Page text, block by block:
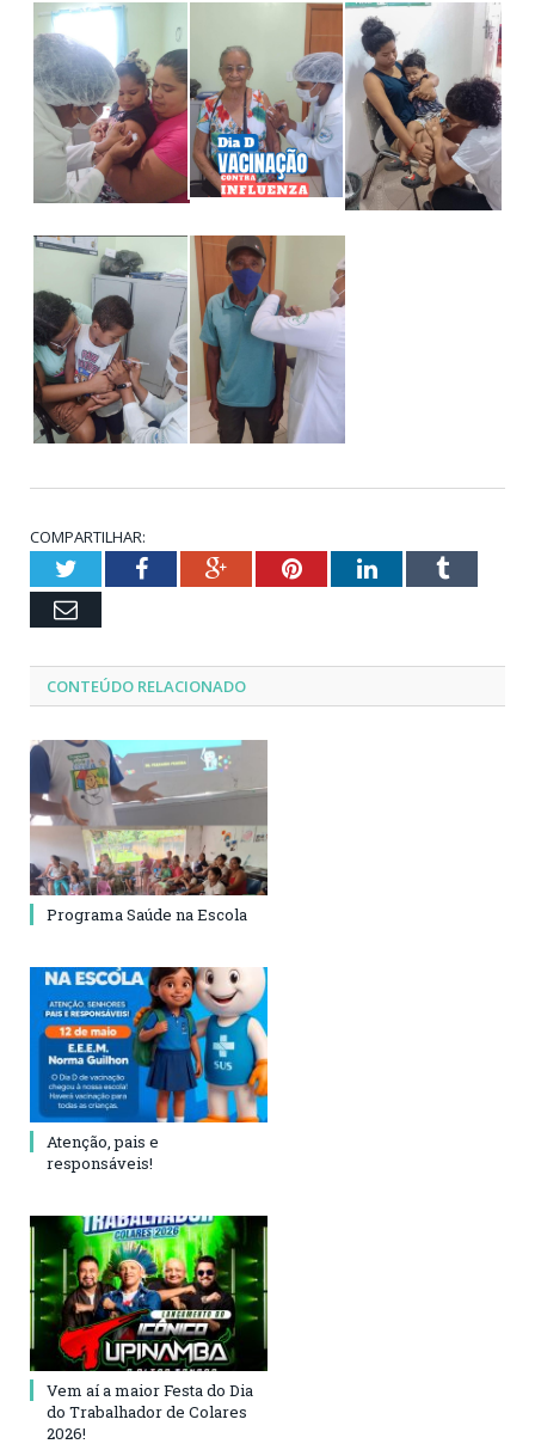
COMPARTILHAR:
TwitterFacebookGoogle+PinterestLinkedInTumblr
Email
CONTEÚDO RELACIONADO
Programa Saúde na Escola
Atenção, pais e
responsáveis!
Vem aí a maior Festa do Dia
do Trabalhador de Colares
2026!